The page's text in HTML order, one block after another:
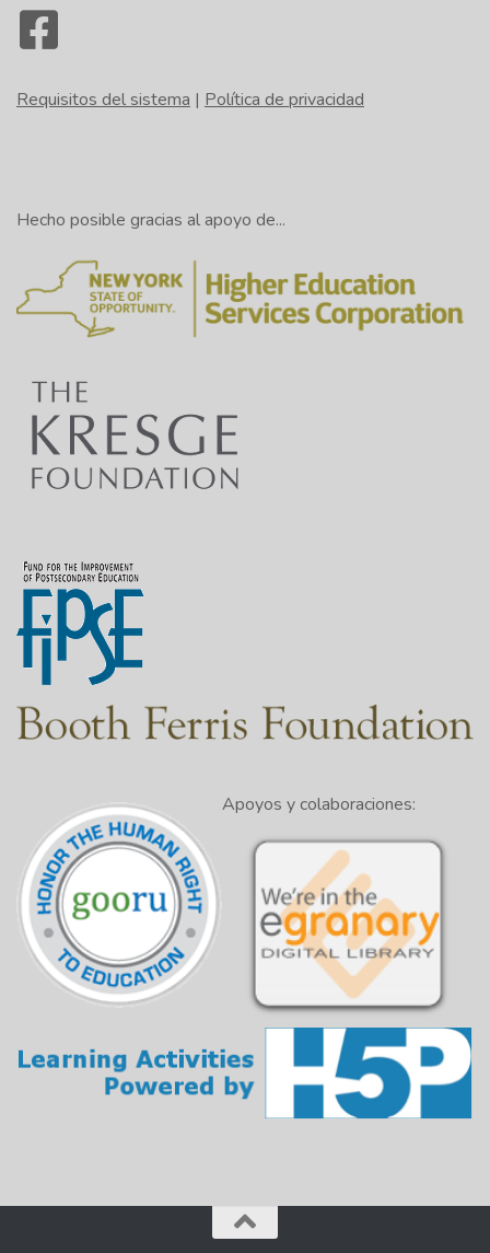
Requisitos del sistema | Política de privacidad
Hecho posible gracias al apoyo de...
Apoyos y colaboraciones: